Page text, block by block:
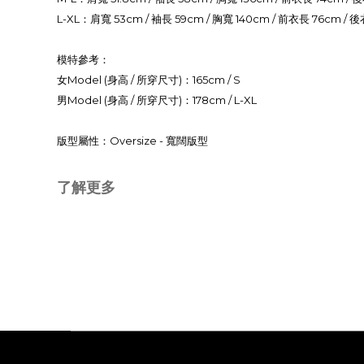
L-XL：肩寬 53cm / 袖長 59cm / 胸寬 140cm / 前衣長 76cm /
模特參考：
女Model (身高 / 所穿尺寸)：165cm / S
男Model (身高 / 所穿尺寸)：178cm / L-XL
版型屬性：Oversize - 寬闊版型
了解更多